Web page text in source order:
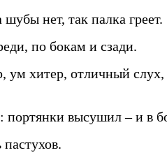
нет, так палка греет.
по бокам и сзади.
ум хитер, отличный
портянки высушил – и в